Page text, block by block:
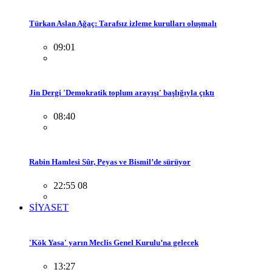
Türkan Aslan Ağaç: Tarafsız izleme kurulları oluşmalı
09:01
Jin Dergi 'Demokratik toplum arayışı' başlığıyla çıktı
08:40
Rabin Hamlesi Sûr, Peyas ve Bismil’de sürüyor
22:55 08
SİYASET
'Kök Yasa' yarın Meclis Genel Kurulu’na gelecek
13:27